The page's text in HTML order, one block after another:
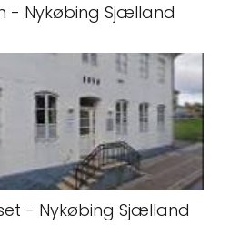
- Nykøbing Sjælland
- Nykøbing Sjælland